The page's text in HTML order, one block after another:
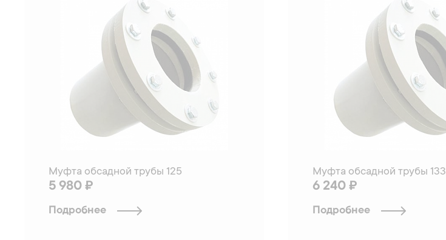
Муфта обсадной трубы 125
5 980 ₽
Подробнее
Муфта обсадной трубы 133
6 240 ₽
Подробнее